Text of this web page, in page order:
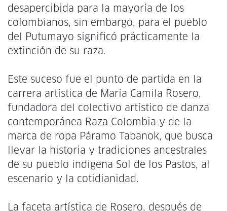
desapercibida para la mayoría de los
colombianos, sin embargo, para el pueblo
del Putumayo significó prácticamente la
extinción de su raza.
Este suceso fue el punto de partida en la
carrera artística de María Camila Rosero,
fundadora del colectivo artístico de danza
contemporánea Raza Colombia y de la
marca de ropa Páramo Tabanok, que busca
llevar la historia y tradiciones ancestrales
de su pueblo indígena Sol de los Pastos, al
escenario y la cotidianidad.
La faceta artística de Rosero, después de